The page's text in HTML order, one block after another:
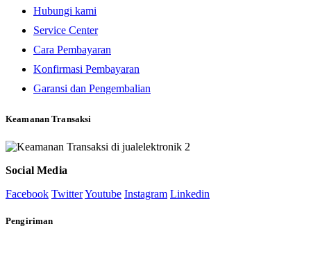
Hubungi kami
Service Center
Cara Pembayaran
Konfirmasi Pembayaran
Garansi dan Pengembalian
Keamanan Transaksi
Social Media
Facebook TwitterYoutube Instagram Linkedin
Pengiriman